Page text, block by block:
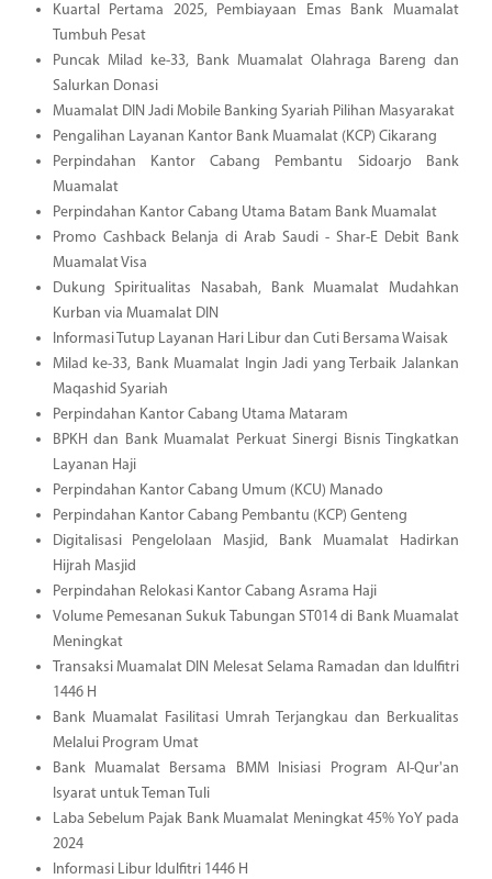
Kuartal Pertama 2025, Pembiayaan Emas Bank Muamalat
Tumbuh Pesat
Puncak Milad ke-33, Bank Muamalat Olahraga Bareng dan
Salurkan Donasi
Muamalat DIN Jadi Mobile Banking Syariah Pilihan Masyarakat
Pengalihan Layanan Kantor Bank Muamalat (KCP) Cikarang
Perpindahan Kantor Cabang Pembantu Sidoarjo Bank
Muamalat
Perpindahan Kantor Cabang Utama Batam Bank Muamalat
Promo Cashback Belanja di Arab Saudi - Shar-E Debit Bank
Muamalat Visa
Dukung Spiritualitas Nasabah, Bank Muamalat Mudahkan
Kurban via Muamalat DIN
Informasi Tutup Layanan Hari Libur dan Cuti Bersama Waisak
Milad ke-33, Bank Muamalat Ingin Jadi yang Terbaik Jalankan
Maqashid Syariah
Perpindahan Kantor Cabang Utama Mataram
BPKH dan Bank Muamalat Perkuat Sinergi Bisnis Tingkatkan
Layanan Haji
Perpindahan Kantor Cabang Umum (KCU) Manado
Perpindahan Kantor Cabang Pembantu (KCP) Genteng
Digitalisasi Pengelolaan Masjid, Bank Muamalat Hadirkan
Hijrah Masjid
Perpindahan Relokasi Kantor Cabang Asrama Haji
Volume Pemesanan Sukuk Tabungan ST014 di Bank Muamalat
Meningkat
Transaksi Muamalat DIN Melesat Selama Ramadan dan Idulfitri
1446 H
Bank Muamalat Fasilitasi Umrah Terjangkau dan Berkualitas
Melalui Program Umat
Bank Muamalat Bersama BMM Inisiasi Program Al-Qur'an
Isyarat untuk Teman Tuli
Laba Sebelum Pajak Bank Muamalat Meningkat 45% YoY pada
2024
Informasi Libur Idulfitri 1446 H